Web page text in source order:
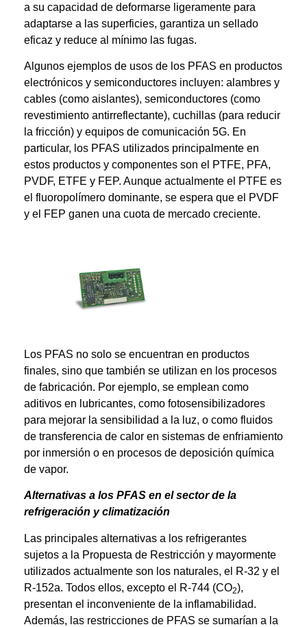
a su capacidad de deformarse ligeramente para
adaptarse a las superficies, garantiza un sellado
eficaz y reduce al mínimo las fugas.
Algunos ejemplos de usos de los PFAS en productos
electrónicos y semiconductores incluyen: alambres y
cables (como aislantes), semiconductores (como
revestimiento antirreflectante), cuchillas (para reducir
la fricción) y equipos de comunicación 5G. En
particular, los PFAS utilizados principalmente en
estos productos y componentes son el PTFE, PFA,
PVDF, ETFE y FEP. Aunque actualmente el PTFE es
el fluoropolímero dominante, se espera que el PVDF
y el FEP ganen una cuota de mercado creciente.
Los PFAS no solo se encuentran en productos
finales, sino que también se utilizan en los procesos
de fabricación. Por ejemplo, se emplean como
aditivos en lubricantes, como fotosensibilizadores
para mejorar la sensibilidad a la luz, o como fluidos
de transferencia de calor en sistemas de enfriamiento
por inmersión o en procesos de deposición química
de vapor.
Alternativas a los PFAS en el sector de la
refrigeración y climatización
Las principales alternativas a los refrigerantes
sujetos a la Propuesta de Restricción y mayormente
utilizados actualmente son los naturales, el R-32 y el
R-152a. Todos ellos, excepto el R-744 (CO2),
presentan el inconveniente de la inflamabilidad.
Además, las restricciones de PFAS se sumarían a la